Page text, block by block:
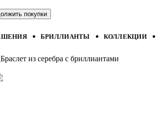
покупки
БРИЛЛИАНТЫ КОЛЛЕКЦИИ
Браслет из серебра с бриллиантами